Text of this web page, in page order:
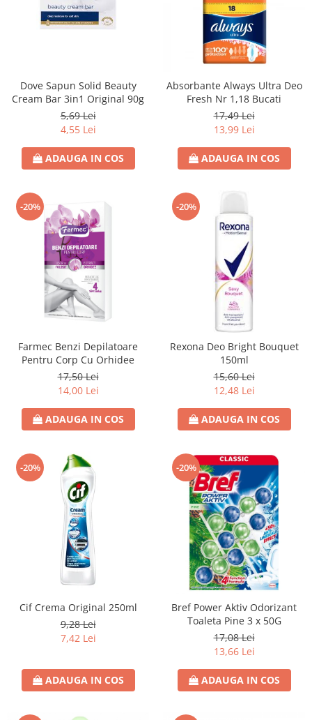
Dove Sapun Solid Beauty
Cream Bar 3in1 Original 90g
5,69 Lei
4,55 Lei
ADAUGA IN COS
Absorbante Always Ultra Deo
Fresh Nr 1,18 Bucati
17,49 Lei
13,99 Lei
ADAUGA IN COS
-20%
Farmec Benzi Depilatoare
Pentru Corp Cu Orhidee
17,50 Lei
14,00 Lei
ADAUGA IN COS
-20%
Rexona Deo Bright Bouquet
150ml
15,60 Lei
12,48 Lei
ADAUGA IN COS
-20%
Cif Crema Original 250ml
9,28 Lei
7,42 Lei
ADAUGA IN COS
-20%
Bref Power Aktiv Odorizant
Toaleta Pine 3 x 50G
17,08 Lei
13,66 Lei
ADAUGA IN COS